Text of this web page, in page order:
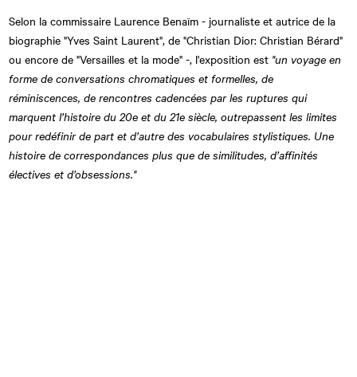
Selon la commissaire Laurence Benaïm - journaliste et autrice de la
biographie "Yves Saint Laurent", de "Christian Dior: Christian Bérard"
ou encore de "Versailles et la mode" -, l'exposition est "un voyage en
forme de conversations chromatiques et formelles, de
réminiscences, de rencontres cadencées par les ruptures qui
marquent l’histoire du 20e et du 21e siècle, outrepassent les limites
pour redéfinir de part et d’autre des vocabulaires stylistiques. Une
histoire de correspondances plus que de similitudes, d’affinités
électives et d’obsessions."